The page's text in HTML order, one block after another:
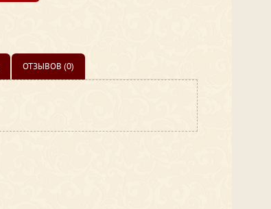
ОТЗЫВОВ (0)